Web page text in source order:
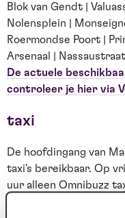
Blok van Gendt |
Nolensplein |
Roermondse Poort |
Arsenaal |
De actuele
controleer je hier via
taxi
De hoofdingang van
taxi's bereikbaar. Op
uur alleen Omnibuzz